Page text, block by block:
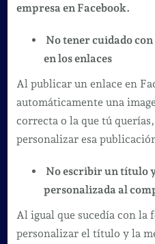
empresa en Facebook.
No tener cuidado
en los enlaces
Al publicar un enlace en
automáticamente una
correcta o la que tú
personalizar esa
No escribir un título
personalizada al
Al igual que sucedía con la
personalizar el título y la